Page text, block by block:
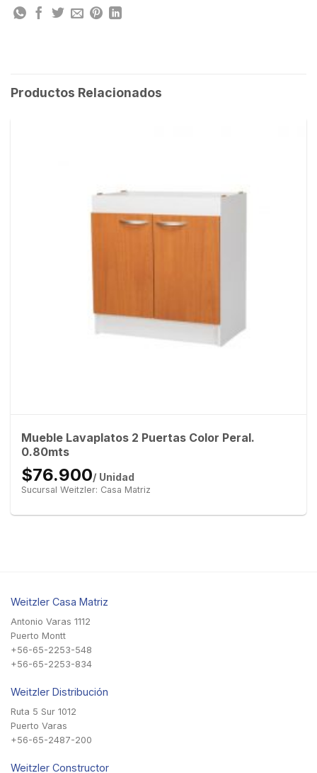
Productos Relacionados
Mueble Lavaplatos 2 Puertas Color Peral.
0.80mts
$76.900/ Unidad
Sucursal Weitzler: Casa Matriz
Weitzler Casa Matriz
Antonio Varas 1112
Puerto Montt
+56-65-2253-548
+56-65-2253-834
Weitzler Distribución
Ruta 5 Sur 1012
Puerto Varas
+56-65-2487-200
Weitzler Constructor